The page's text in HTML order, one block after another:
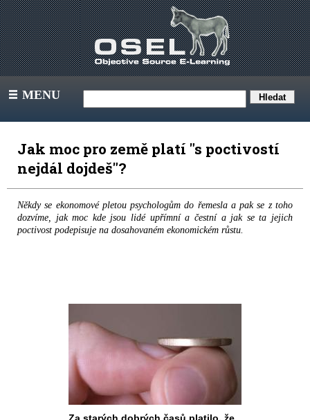
III MENU
Jak moc pro země platí "s poctivostí
nejdál dojdeš"?
Někdy se ekonomové pletou psychologům do řemesla a pak se z toho
dozvíme, jak moc kde jsou lidé upřímní a čestní a jak se ta jejich
poctivost podepisuje na dosahovaném ekonomickém růstu.